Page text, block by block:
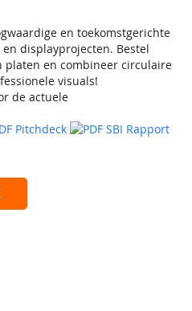
en toekomstgerichte
displayprojecten. Bestel
platen en combineer circulaire
visuals!
de actuele
Pitchdeck SBI Rapport